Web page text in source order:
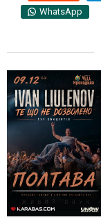
WhatsApp